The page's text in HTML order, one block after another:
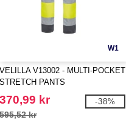
W1
VELILLA V13002 - MULTI-POCKET
STRETCH PANTS
370,99 kr
kr
-38%